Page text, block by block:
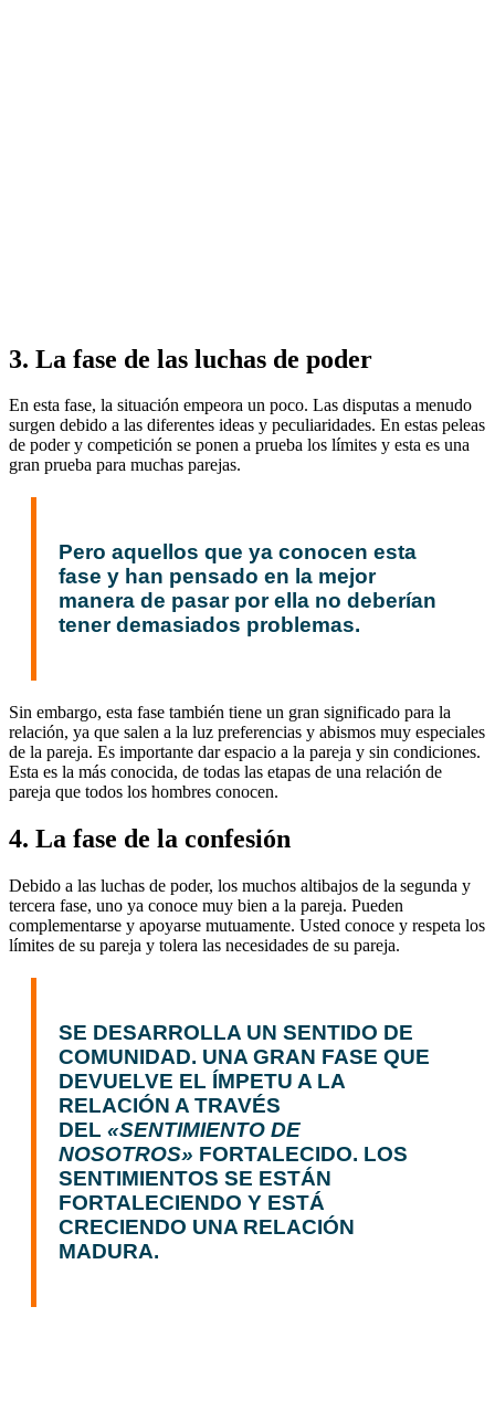
3. La fase de las luchas de poder
En esta fase, la situación empeora un poco. Las disputas a menudo
surgen debido a las diferentes ideas y peculiaridades. En estas peleas
de poder y competición se ponen a prueba los límites y esta es una
gran prueba para muchas parejas.
Pero aquellos que ya conocen esta
fase y han pensado en la mejor
manera de pasar por ella no deberían
tener demasiados problemas.
Sin embargo, esta fase también tiene un gran significado para la
relación, ya que salen a la luz preferencias y abismos muy especiales
de la pareja. Es importante dar espacio a la pareja y sin condiciones.
Esta es la más conocida, de todas las etapas de una relación de
pareja que todos los hombres conocen.
4. La fase de la confesión
Debido a las luchas de poder, los muchos altibajos de la segunda y
tercera fase, uno ya conoce muy bien a la pareja. Pueden
complementarse y apoyarse mutuamente. Usted conoce y respeta los
límites de su pareja y tolera las necesidades de su pareja.
SE DESARROLLA UN SENTIDO DE
COMUNIDAD. UNA GRAN FASE QUE
DEVUELVE EL ÍMPETU A LA
RELACIÓN A TRAVÉS
DEL «SENTIMIENTO DE
NOSOTROS» FORTALECIDO. LOS
SENTIMIENTOS SE ESTÁN
FORTALECIENDO Y ESTÁ
CRECIENDO UNA RELACIÓN
MADURA.